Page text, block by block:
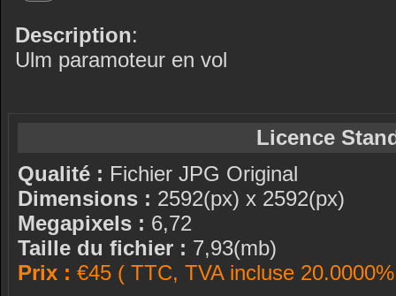
Description:
Ulm paramoteur en vol
Licence
Qualité : Fichier JPG Original
Dimensions : 2592(px) x 2592(px)
Megapixels : 6,72
Taille du fichier : 7,93(mb)
Prix : €45 ( TTC, TVA incluse